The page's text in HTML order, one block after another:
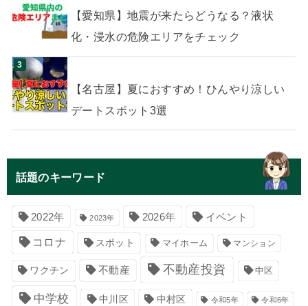
【愛知県】地震が来たらどうなる？液状
化・浸水の危険エリアをチェック
【名古屋】夏におすすめ！ひんやり涼しい
デートスポット3選
話題のキーワード
2022年 2023年 2026年 イベント
コロナ スポット マイホーム マンション
ワクチン 不動産 不動産投資 中区
中学校 中川区 中村区 令和5年 令和6年